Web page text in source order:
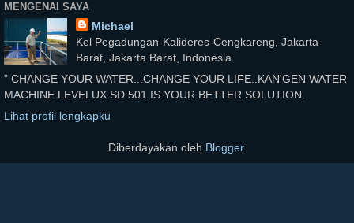
MENGENAI SAYA
Michael
Kel Pegadungan-Kalideres-Cengkareng, Jakarta
Barat, Jakarta Barat, Indonesia
" CHANGE YOUR WATER...CHANGE YOUR LIFE..KAN'GEN WATER
MACHINE LEVELUX SD 501 IS YOUR BETTER SOLUTION.
Lihat profil lengkapku
Diberdayakan oleh Blogger.